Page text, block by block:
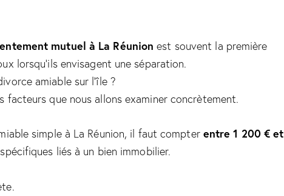
mutuel à La Réunion est souvent la première
lorsqu’ils envisagent une séparation.
amiable sur l’île ?
facteurs que nous allons examiner concrètement.
simple à La Réunion, il faut compter entre 1 200 € et
liés à un bien immobilier.